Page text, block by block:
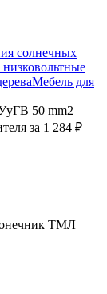
солнечных
Мебель для
50 mm2
за 1 284 ₽
ТМЛ